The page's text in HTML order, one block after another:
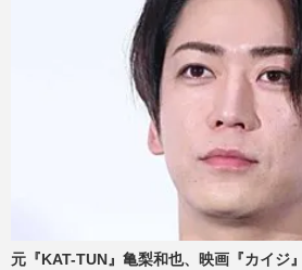
元『KAT-TUN』亀梨和也、映画『カイジ